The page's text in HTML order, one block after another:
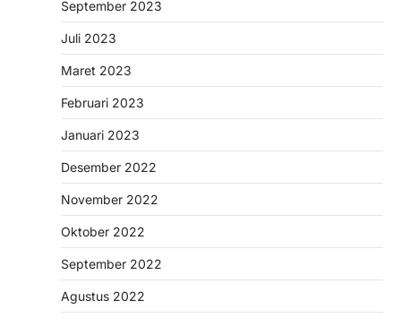
September 2023
Juli 2023
Maret 2023
Februari 2023
Januari 2023
Desember 2022
November 2022
Oktober 2022
September 2022
Agustus 2022